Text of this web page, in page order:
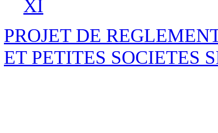
XI
PROJET DE
ET PETITES SOCIETES